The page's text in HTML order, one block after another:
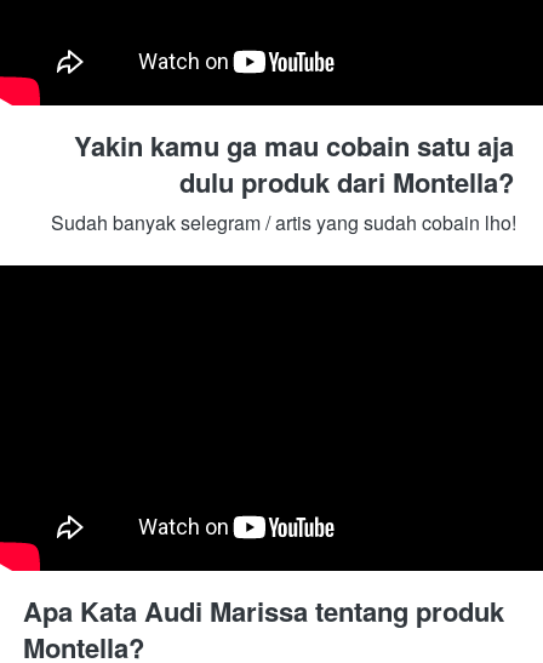
Yakin kamu ga mau cobain satu aja
dulu produk dari Montella?
Sudah banyak selegram / artis yang sudah cobain lho!
Apa Kata Audi Marissa tentang produk
Montella?